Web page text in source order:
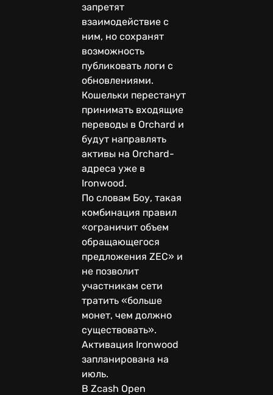
запретят
взаимодействие с
ним, но сохранят
возможность
публиковать логи с
обновлениями.
Кошельки перестанут
принимать входящие
переводы в Orchard и
будут направлять
активы на Orchard-
адреса уже в
Ironwood.
По словам Боу, такая
комбинация правил
«ограничит объем
обращающегося
предложения ZEC» и
не позволит
участникам сети
тратить «больше
монет, чем должно
существовать».
Активация Ironwood
запланирована на
июль.
В Zcash Open